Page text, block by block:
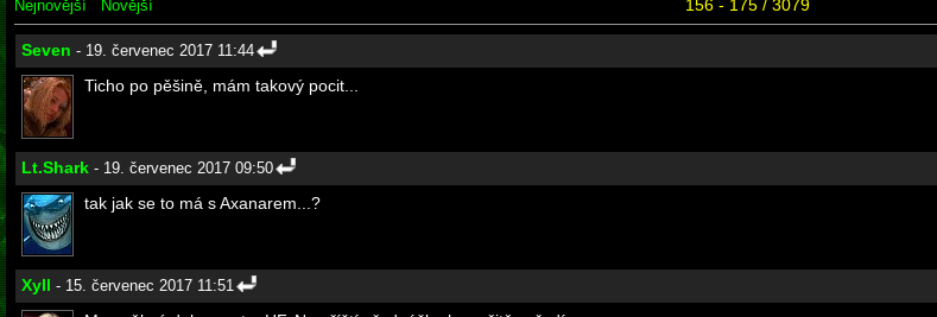
Nejnovější Novější 156 - 175 / 3079
Seven - 19. červenec 2017 11:44
Ticho po pěšině, mám takový pocit...
Lt.Shark - 19. červenec 2017 09:50
tak jak se to má s Axanarem...?
Xyll - 15. červenec 2017 11:51